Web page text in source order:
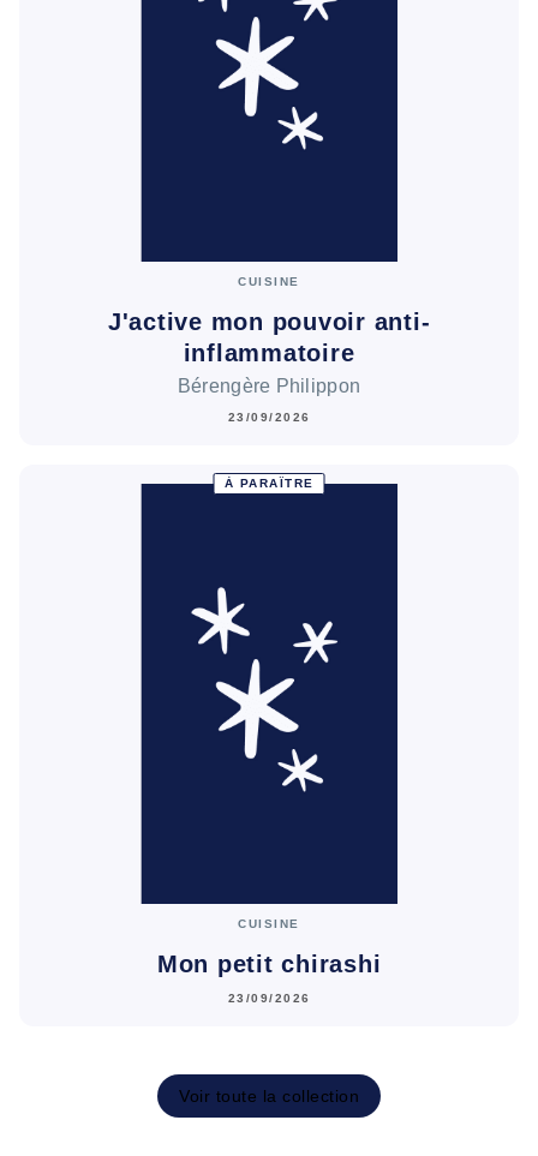
CUISINE
J'active mon pouvoir anti-
inflammatoire
Bérengère Philippon
23/09/2026
À PARAÎTRE
CUISINE
Mon petit chirashi
23/09/2026
Voir toute la collection